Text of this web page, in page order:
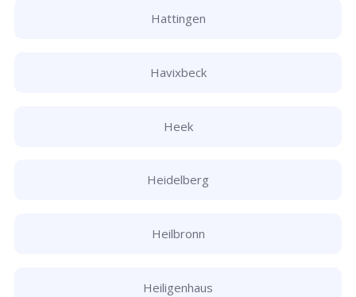
Hattingen
Havixbeck
Heek
Heidelberg
Heilbronn
Heiligenhaus